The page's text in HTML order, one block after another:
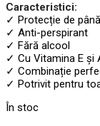
Caracteristici:
✓ Protecție de
✓ Anti-perspirant
✓ Fără alcool
✓ Cu Vitamina E și
✓ Combinație
✓ Potrivit pentru
În stoc